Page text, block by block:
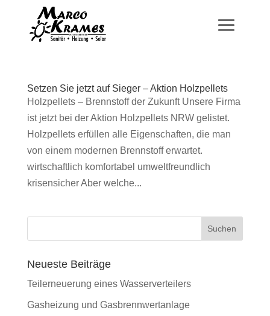
Setzen Sie jetzt auf Sieger – Aktion Holzpellets
Holzpellets – Brennstoff der Zukunft Unsere Firma
ist jetzt bei der Aktion Holzpellets NRW gelistet.
Holzpellets erfüllen alle Eigenschaften, die man
von einem modernen Brennstoff erwartet.
wirtschaftlich komfortabel umweltfreundlich
krisensicher Aber welche...
Neueste Beiträge
Teilerneuerung eines Wasserverteilers
Gasheizung und Gasbrennwertanlage